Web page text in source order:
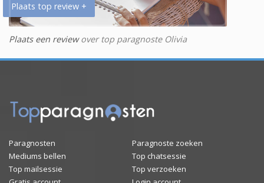
Plaats top review +
Plaats een reviewover top paragnoste Olivia
Paragnosten
Paragnoste zoeken
Mediums bellen
Top chatsessie
Top mailsessie
Top verzoeken